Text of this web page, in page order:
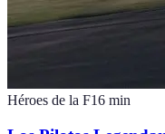
Héroes de la F16 min